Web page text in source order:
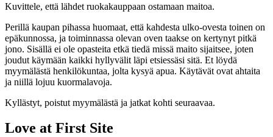
Kuvittele, että lähdet ruokakauppaan ostamaan maitoa.
Perillä kaupan pihassa huomaat, että kahdesta ulko-ovesta toinen on
epäkunnossa, ja toiminnassa olevan oven taakse on kertynyt pitkä
jono. Sisällä ei ole opasteita etkä tiedä missä maito sijaitsee, joten
joudut käymään kaikki hyllyvälit läpi etsiessäsi sitä. Et löydä
myymälästä henkilökuntaa, jolta kysyä apua. Käytävät ovat ahtaita
ja niillä lojuu kuormalavoja.
Kyllästyt, poistut myymälästä ja jatkat kohti seuraavaa.
Love at First Site